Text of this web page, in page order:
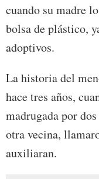
cuando su madre
bolsa de plástico,
adoptivos.
La historia del
hace tres años,
madrugada por
otra vecina,
auxiliaran.